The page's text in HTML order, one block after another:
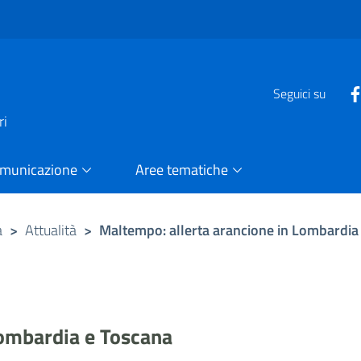
Seguici su
Aree tematiche
> Attualità > Maltempo: allerta arancione in Lombardia
e Toscana